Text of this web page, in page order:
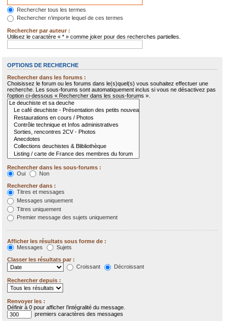
Rechercher tous les termes
Rechercher n’importe lequel de ces termes
Rechercher par auteur :
Utilisez le caractère « * » comme joker pour des recherches partielles.
OPTIONS DE RECHERCHE
Rechercher dans les forums :
Choisissez le forum ou les forums dans le(s)quel(s) vous souhaitez effectuer une
recherche. Les sous-forums sont automatiquement inclus si vous ne désactivez pas
l’option ci-dessous « Rechercher dans les sous-forums ».
Rechercher dans les sous-forums :
Oui
Non
Rechercher dans :
Titres et messages
Messages uniquement
Titres uniquement
Premier message des sujets uniquement
Afficher les résultats sous forme de :
Messages
Sujets
Classer les résultats par :
Croissant
Décroissant
Rechercher depuis :
Renvoyer les :
Définir à 0 pour afficher l’intégralité du message.
premiers caractères des messages